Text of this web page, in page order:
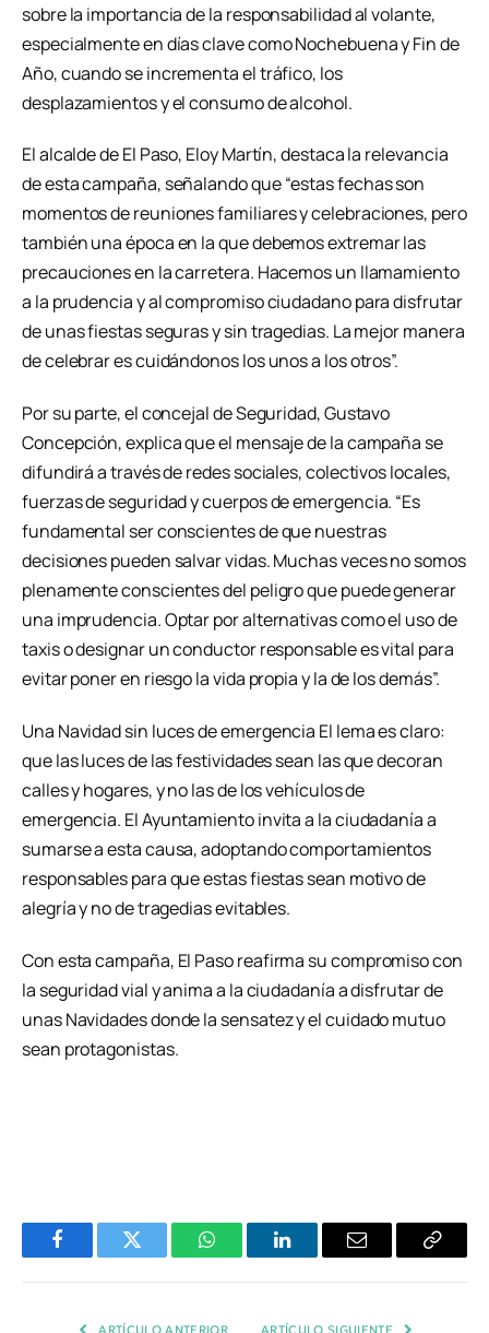
sobre la importancia de la responsabilidad al volante,
especialmente en días clave como Nochebuena y Fin de
Año, cuando se incrementa el tráfico, los
desplazamientos y el consumo de alcohol.
El alcalde de El Paso, Eloy Martín, destaca la relevancia
de esta campaña, señalando que “estas fechas son
momentos de reuniones familiares y celebraciones, pero
también una época en la que debemos extremar las
precauciones en la carretera. Hacemos un llamamiento
a la prudencia y al compromiso ciudadano para disfrutar
de unas fiestas seguras y sin tragedias. La mejor manera
de celebrar es cuidándonos los unos a los otros”.
Por su parte, el concejal de Seguridad, Gustavo
Concepción, explica que el mensaje de la campaña se
difundirá a través de redes sociales, colectivos locales,
fuerzas de seguridad y cuerpos de emergencia. “Es
fundamental ser conscientes de que nuestras
decisiones pueden salvar vidas. Muchas veces no somos
plenamente conscientes del peligro que puede generar
una imprudencia. Optar por alternativas como el uso de
taxis o designar un conductor responsable es vital para
evitar poner en riesgo la vida propia y la de los demás”.
Una Navidad sin luces de emergencia El lema es claro:
que las luces de las festividades sean las que decoran
calles y hogares, y no las de los vehículos de
emergencia. El Ayuntamiento invita a la ciudadanía a
sumarse a esta causa, adoptando comportamientos
responsables para que estas fiestas sean motivo de
alegría y no de tragedias evitables.
Con esta campaña, El Paso reafirma su compromiso con
la seguridad vial y anima a la ciudadanía a disfrutar de
unas Navidades donde la sensatez y el cuidado mutuo
sean protagonistas.
FacebookTwitter WhatsAppLinkedInEmail
Copiar
ARTÍCULO ANTERIOR ARTÍCULO SIGUIENTE